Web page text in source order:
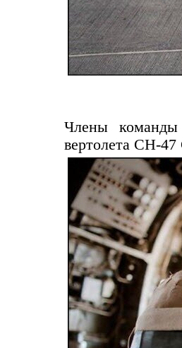
Члены команды
вертолета CH-